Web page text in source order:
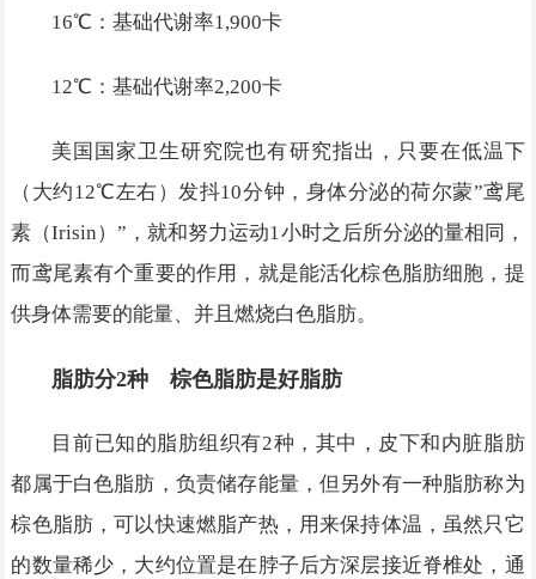
16℃：基础代谢率1,900卡
12℃：基础代谢率2,200卡
美国国家卫生研究院也有研究指出，只要在低温下
（大约12℃左右）发抖10分钟，身体分泌的荷尔蒙”鸢尾
素（Irisin）”，就和努力运动1小时之后所分泌的量相同，
而鸢尾素有个重要的作用，就是能活化棕色脂肪细胞，提
供身体需要的能量、并且燃烧白色脂肪。
脂肪分2种 棕色脂肪是好脂肪
目前已知的脂肪组织有2种，其中，皮下和内脏脂肪
都属于白色脂肪，负责储存能量，但另外有一种脂肪称为
棕色脂肪，可以快速燃脂产热，用来保持体温，虽然只它
的数量稀少，大约位置是在脖子后方深层接近脊椎处，通